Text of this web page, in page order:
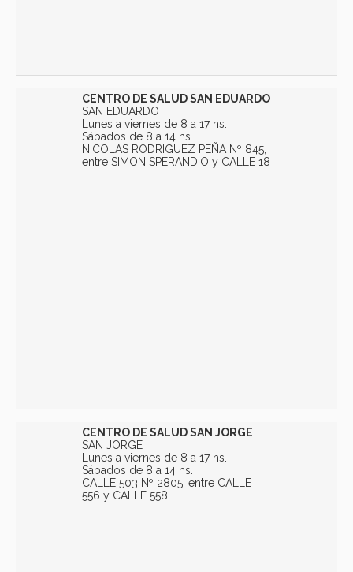
CENTRO DE SALUD SAN EDUARDO
SAN EDUARDO
Lunes a viernes de 8 a 17 hs.
Sábados de 8 a 14 hs.
NICOLAS RODRIGUEZ PEÑA Nº 845,
entre SIMON SPERANDIO y CALLE 18
CENTRO DE SALUD SAN JORGE
SAN JORGE
Lunes a viernes de 8 a 17 hs.
Sábados de 8 a 14 hs.
CALLE 503 Nº 2805, entre CALLE
556 y CALLE 558